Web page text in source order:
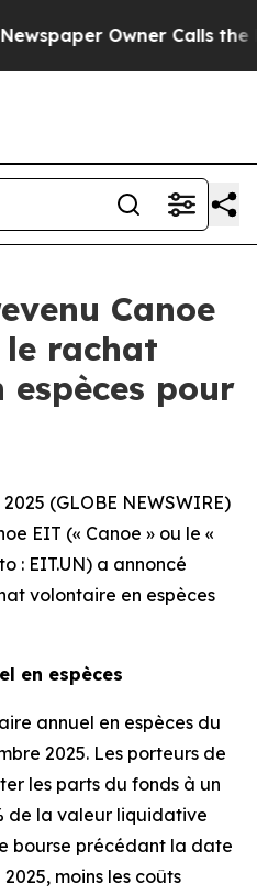
Owner Calls the
Canoe
le rachat
pour
(GLOBE NEWSWIRE)
EIT (« Canoe » ou le «
: EIT.UN) a annoncé
volontaire en espèces
en espèces
annuel en espèces du
2025. Les porteurs de
les parts du fonds à un
de la valeur liquidative
bourse précédant la date
moins les coûts